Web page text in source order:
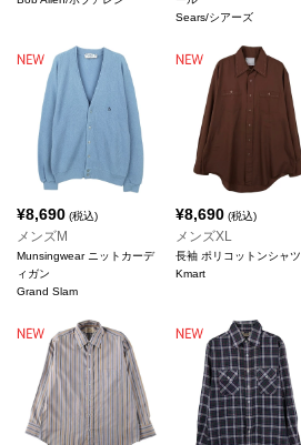
Sears/シアーズ
¥8,690 (税込)
メンズM
Munsingwear ニットカーデ
ィガン
Grand Slam
¥8,690(税込)
メンズXL
長袖 ポリコットンシャツ
Kmart